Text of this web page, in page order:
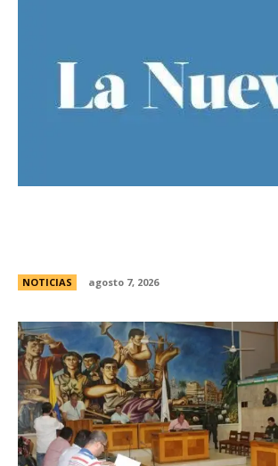
NOTICIAS agosto 7, 2026